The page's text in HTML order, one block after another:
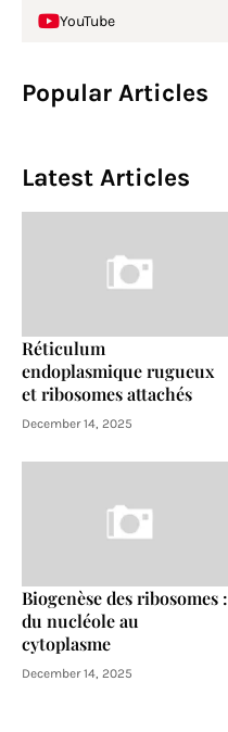
YouTube
Popular Articles
Latest Articles
Réticulum
endoplasmique rugueux
et ribosomes attachés
December 14, 2025
Biogenèse des ribosomes :
du nucléole au
cytoplasme
December 14, 2025